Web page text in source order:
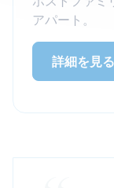
アパート。
詳細を見る